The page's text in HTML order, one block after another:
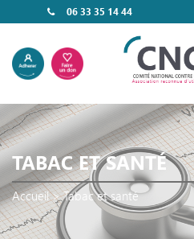
06 33 35 14 44
TABAC ET SANTÉ
Accueil>Tabac et santé